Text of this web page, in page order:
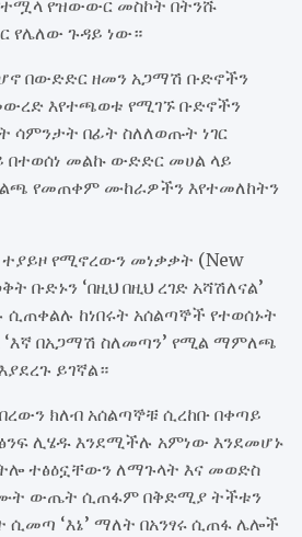
የዝውውር መስኮት በትንሹ
የሌለው ጉዳይ ነው።
በውድድር ዘመን አጋማሽ ቡድኖችን
እየተጫወቱ የሚገኙ ቡድኖችን
ሳምንታት በፊት ስለለወጡት ነገር
በተወሰነ መልኩ ውድድር መሀል ላይ
የመጠቀም ሙከራዎችን እየተመለከትን
ተያይዞ የሚኖረውን መነቃቃት (New
ቡድኑን ‘በዚህ በዚህ ረገድ አሻሽለናል’
ከነበሩት አሰልጣኞች የተወሰኑት
በአጋማሽ ስለመጣን’ የሚል ማምለጫ
ይገኛል።
ክለብ አሰልጣኞቹ ሲረከቡ በቀጣይ
ሊሄዱ እንደሚችሉ አምነው እንደመሆኑ
ተፅዕኗቸውን ለማጉላት እና መወድስ
ውጤት ሲጠፋም በቅድሚያ ትችቱን
‘እኔ’ ማለት በአንፃሩ ሲጠፋ ሌሎች